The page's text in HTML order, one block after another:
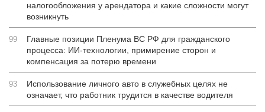
налогообложения у арендатора и какие сложности могут
возникнуть
99
Главные позиции Пленума ВС РФ для гражданского
процесса: ИИ-технологии, примирение сторон и
компенсация за потерю времени
93
Использование личного авто в служебных целях не
означает, что работник трудится в качестве водителя